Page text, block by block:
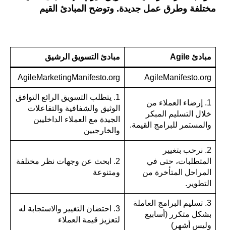
مختلفة وطرق عمل جديدة. وتوضح المبادئ القيم
مبادئ Agile مبادئ التسويق الرشيق
AgileManifesto.org
AgileMarketingManifesto.org
1. إرضاء العملاء من
خلال التسليم المبكر
والمستمر للبرامج القيمة.
1. يتطلب التسويق الرائع التوافق
الوثيق والشفافية والتفاعلات
الجيدة مع العملاء الداخليين
والخارجيين
2. نرحب بتغيير
المتطلبات، حتى في
المراحل المتأخرة من
التطوير.
2. ابحث عن وجهات نظر مختلفة
ومتنوعة
3. تسليم البرامج العاملة
بشكل متكرر (أسابيع
وليس أشهر)
3. احتضان التغيير والاستجابة له
لتعزيز قيمة العملاء